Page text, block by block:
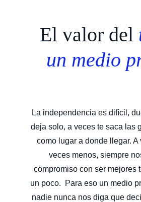
El valor del
un medio
La independencia es difícil,
deja solo, a veces te saca las
como lugar a donde llegar. A
veces menos, siempre
compromiso con ser mejores
un poco.  Para eso un medio
nadie nunca nos diga que